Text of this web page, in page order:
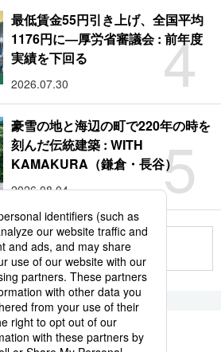
4
最低賃金55円引き上げ、全国平均
1176円に―厚労省審議会 : 前年度
実績を下回る
2026.07.30
5
豪雪の地と海辺の町で220年の時を
刻んだ伝統建築 : WITH
KAMAKURA（鎌倉・長谷）
2026.08.04
もっと見る
ド